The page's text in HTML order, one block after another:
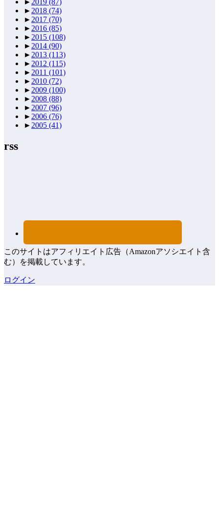
► 2019 (87)
► 2018 (74)
► 2017 (70)
► 2016 (85)
► 2015 (108)
► 2014 (90)
► 2013 (113)
► 2012 (115)
► 2011 (101)
► 2010 (72)
► 2009 (100)
► 2008 (88)
► 2007 (96)
► 2006 (76)
► 2005 (41)
rss
このサイトはアフィリエイト広告（Amazonアソシエイト含
む）を掲載しています。
ログイン